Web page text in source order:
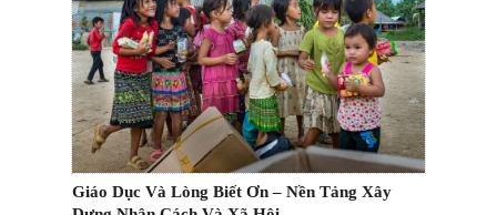
Giáo Dục Và Lòng Biết Ơn – Nền Tảng Xây